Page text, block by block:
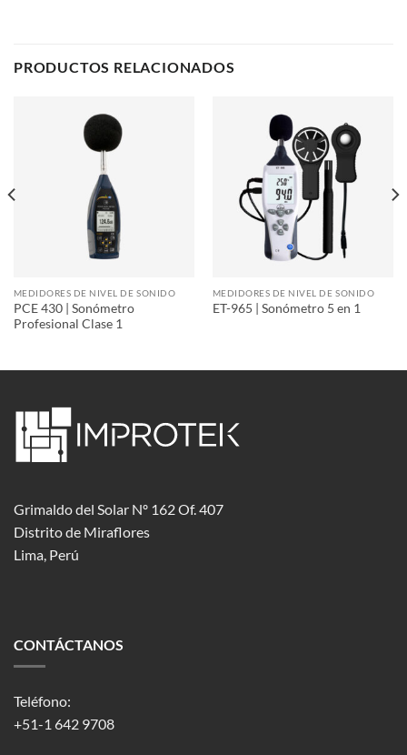
PRODUCTOS RELACIONADOS
MEDIDORES DE NIVEL DE SONIDO
PCE 430 | Sonómetro
Profesional Clase 1
MEDIDORES DE NIVEL DE SONIDO
ET-965 | Sonómetro 5 en 1
Grimaldo del Solar Nº 162 Of. 407
Distrito de Miraflores
Lima, Perú
CONTÁCTANOS
Teléfono:
+51-1 642 9708